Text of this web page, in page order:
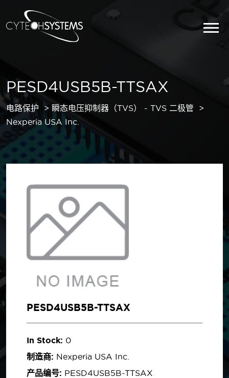
PESD4USB5B-TTSAX
电路保护
瞬态电压抑制器（TVS） - TVS 二极管
Nexperia USA Inc.
PESD4USB5B-TTSAX
In Stock: 0
制造商: Nexperia USA Inc.
产品编号: PESD4USB5B-TTSAX